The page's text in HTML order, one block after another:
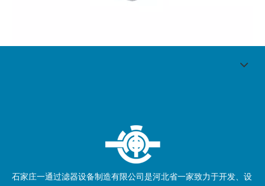
询价
石家庄一通过滤器设备制造有限公司是河北省一家致力于开发、设